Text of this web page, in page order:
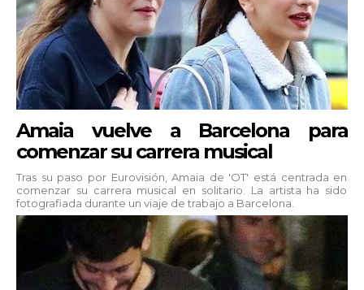
Amaia vuelve a Barcelona para
comenzar su carrera musical
Tras su paso por Eurovisión, Amaia de 'OT' está centrada en
comenzar su carrera musical en solitario. La artista ha sido
fotografiada durante un viaje de trabajo a Barcelona.